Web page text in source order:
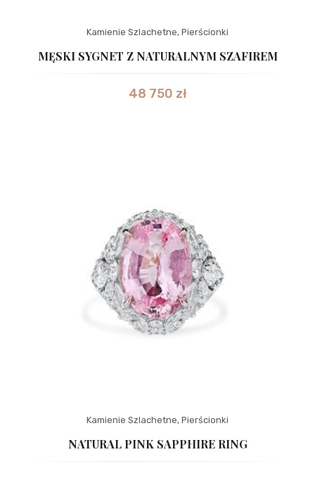
Kamienie Szlachetne, Pierścionki
MĘSKI SYGNET Z NATURALNYM SZAFIREM
48 750 zł
Kamienie Szlachetne, Pierścionki
NATURAL PINK SAPPHIRE RING